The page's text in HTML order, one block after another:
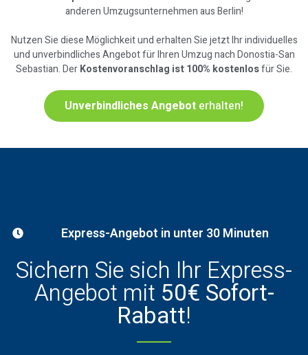
anderen Umzugsunternehmen aus Berlin!
Nutzen Sie diese Möglichkeit und erhalten Sie jetzt Ihr individuelles
und unverbindliches Angebot für Ihren Umzug nach Donostia-San
Sebastian. DerKostenvoranschlag ist 100% kostenlosfür Sie.
Unverbindliches Angebot erhalten!
Express-Angebot in unter 30 Minuten
Sichern Sie sich Ihr Express-
Angebot mit 50€ Sofort-
Rabatt!